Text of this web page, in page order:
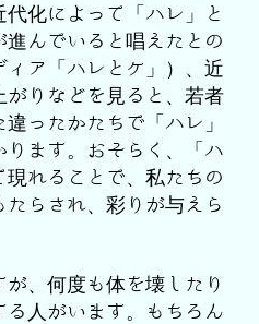
化によって「ハレ」と
進んでいると唱えたとの
ィア「ハレとケ」）、近
りなどを見ると、若者
ったかたちで「ハレ」
ります。おそらく、「ハ
れることで、私たちの
らされ、彩りが与えら
、何度も体を壊したり
人がいます。もちろん